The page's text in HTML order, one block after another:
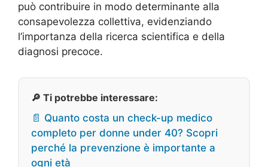
può contribuire in modo determinante alla
consapevolezza collettiva, evidenziando
l’importanza della ricerca scientifica e della
diagnosi precoce.
🔎 Ti potrebbe interessare:
📄 Quanto costa un check-up medico
completo per donne under 40? Scopri
perché la prevenzione è importante a
ogni età